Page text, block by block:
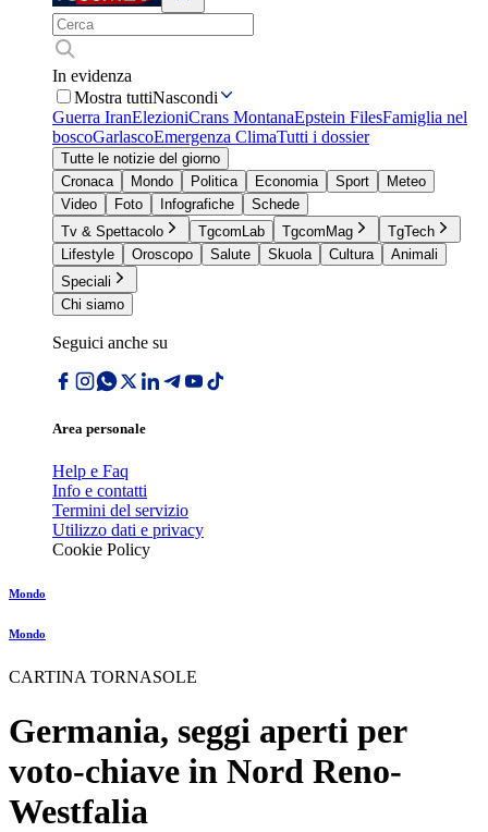
In evidenza
Mostra tuttiNascondi
Guerra IranElezioniCrans MontanaEpstein FilesFamiglia nel
boscoGarlascoEmergenza ClimaTutti i dossier
Tutte le notizie del giorno
Cronaca
Mondo Politica Economia Sport
Meteo
Video
Foto Infografiche
Schede
Tv & Spettacolo
TgcomLab TgcomMag
TgTech
Lifestyle
Oroscopo Salute Skuola Cultura
Animali
Speciali
Chi siamo
Seguici anche su
Area personale
Help e Faq
Info e contatti
Termini del servizio
Utilizzo dati e privacy
Cookie Policy
Mondo
Mondo
CARTINA TORNASOLE
Germania, seggi aperti per
voto-chiave in Nord Reno-
Westfalia